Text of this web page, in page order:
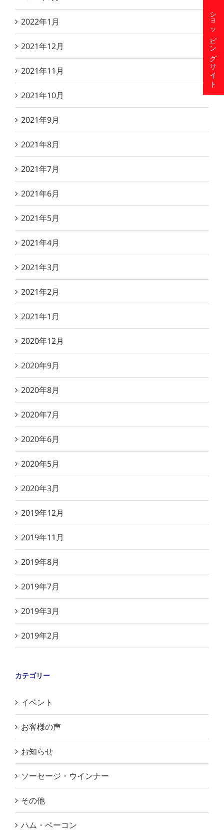
2022年1月
2021年12月
2021年11月
2021年10月
2021年9月
2021年8月
2021年7月
2021年6月
2021年5月
2021年4月
2021年3月
2021年2月
2021年1月
2020年12月
2020年9月
2020年8月
2020年7月
2020年6月
2020年5月
2020年3月
2019年12月
2019年11月
2019年8月
2019年7月
2019年3月
2019年2月
カテゴリー
イベント
お客様の声
お知らせ
ソーセージ・ウインナー
その他
ハム・ベーコン
ショッピングサイト